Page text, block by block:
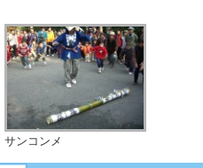
サンコンメ